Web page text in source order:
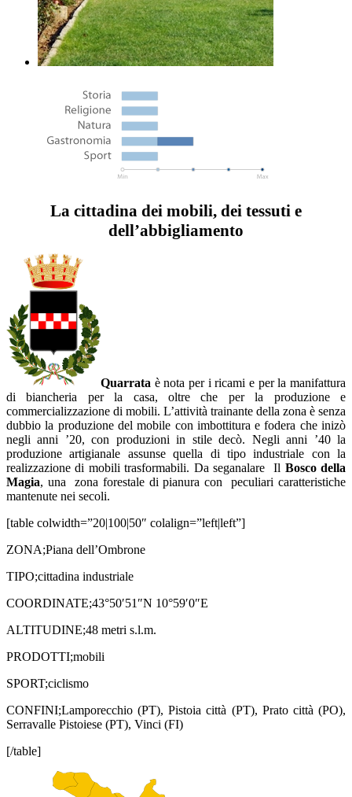
La cittadina dei mobili, dei tessuti e
dell’abbigliamento
Quarrata è nota per i ricami e per la manifattura
di biancheria per la casa, oltre che per la produzione e
commercializzazione di mobili. L’attività trainante della zona è senza
dubbio la produzione del mobile con imbottitura e fodera che inizò
negli anni ’20, con produzioni in stile decò. Negli anni ’40 la
produzione artigianale assunse quella di tipo industriale con la
realizzazione di mobili trasformabili. Da seganalareIl Bosco della
Magia, una zona forestale di pianura con peculiari caratteristiche
mantenute nei secoli.
[table colwidth=”20|100|50″ colalign=”left|left”]
ZONA;Piana dell’Ombrone
TIPO;cittadina industriale
COORDINATE;43°50′51″N 10°59′0″E
ALTITUDINE;48 metri s.l.m.
PRODOTTI;mobili
SPORT;ciclismo
CONFINI;Lamporecchio (PT), Pistoia città (PT), Prato città (PO),
Serravalle Pistoiese (PT), Vinci (FI)
[/table]